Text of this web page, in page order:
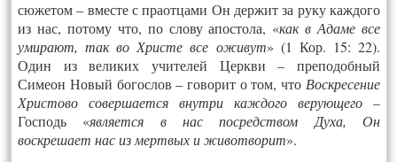
сюжетом – вместе с праотцами Он держит за руку каждого
из нас, потому что, по слову апостола, «как в Адаме все
умирают, так во Христе все оживут» (1 Кор. 15: 22).
Один из великих учителей Церкви – преподобный
Симеон Новый богослов – говорит о том, что Воскресение
Христово совершается внутри каждого верующего–
Господь «является в нас посредством Духа, Он
воскрешает насиз мертвых и животворит».